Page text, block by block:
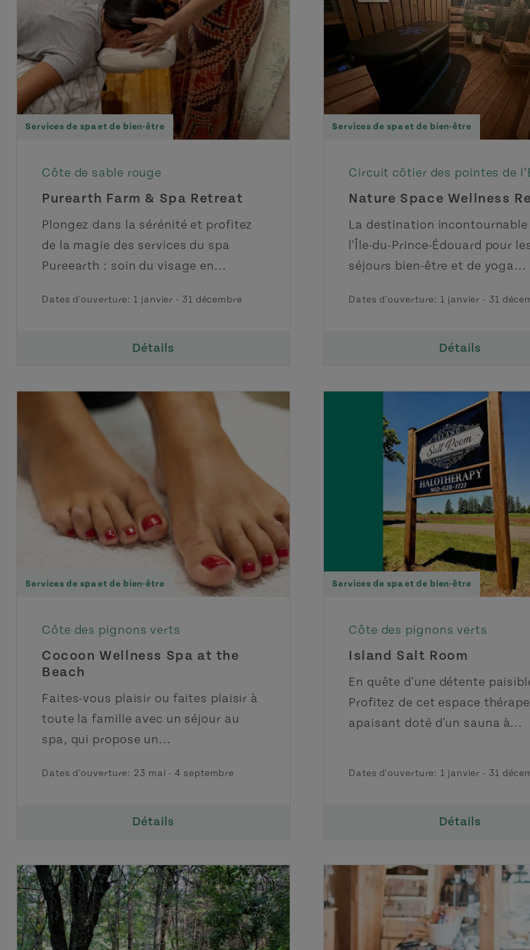
Services de spa et de bien-être
Côte de sable rouge
Purearth Farm & Spa Retreat
Plongez dans la sérénité et profitez
de la magie des services du spa
Pureearth : soin du visage en...
Dates d'ouverture:1 janvier - 31 décembre
Détails
Services de spa et de bien-être
Circuit côtier des pointes de
Nature Space Wellness
La destination incontournable
l'Île-du-Prince-Édouard pour
séjours bien-être et de yoga...
Dates d'ouverture:1 janvier - 31
Détails
Services de spa et de bien-être
Côte des pignons verts
Cocoon Wellness Spa at the
Beach
Faites-vous plaisir ou faites plaisir à
toute la famille avec un séjour au
spa, qui propose un...
Dates d'ouverture: 23 mai -4 septembre
Détails
Services de spa et de bien-être
Côte des pignons verts
Island Salt Room
En quête d'une détente
Profitez de cet espace
apaisant doté d'un sauna à...
Dates d'ouverture:1 janvier - 31
Détails